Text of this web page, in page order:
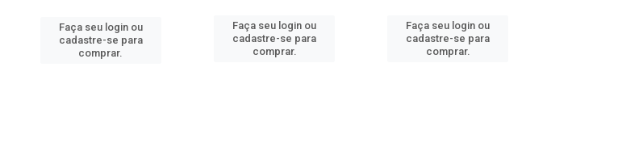
Faça seu login ou
cadastre-se para
comprar.
Faça seu login ou
cadastre-se para
comprar.
Faça seu login ou
cadastre-se para
comprar.